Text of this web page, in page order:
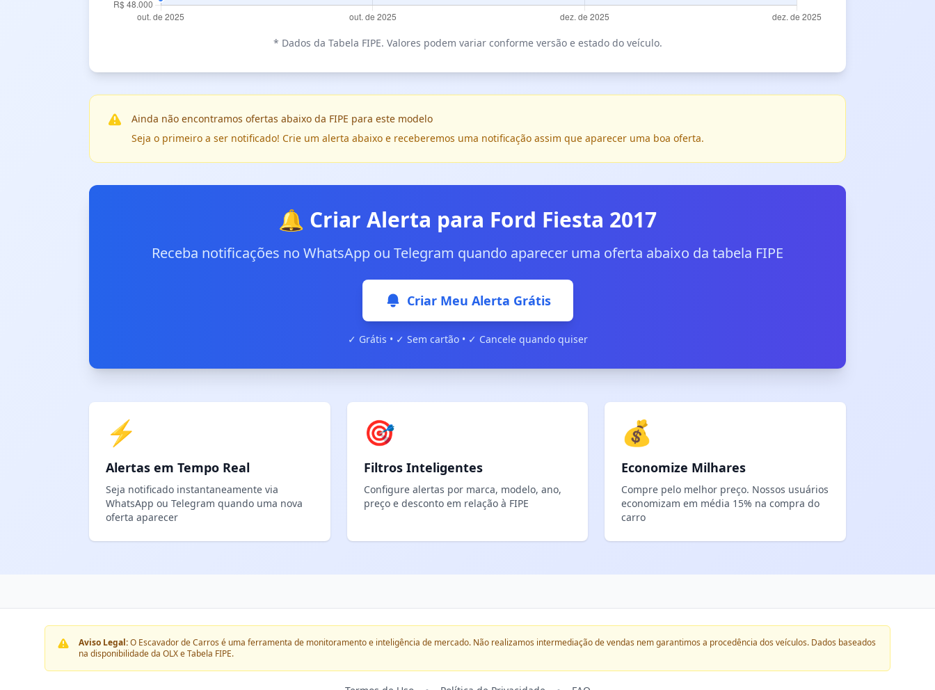
* Dados da Tabela FIPE. Valores podem variar conforme versão e estado do veículo.
Ainda não encontramos ofertas abaixo da FIPE para este modelo
Seja o primeiro a ser notificado! Crie um alerta abaixo e receberemos uma notificação assim que aparecer uma boa oferta.
🔔 Criar Alerta para Ford Fiesta 2017
Receba notificações no WhatsApp ou Telegram quando aparecer uma oferta abaixo da tabela FIPE
Criar Meu Alerta Grátis
✓ Grátis • ✓ Sem cartão • ✓ Cancele quando quiser
⚡
Alertas em Tempo Real
Seja notificado instantaneamente via
WhatsApp ou Telegram quando uma nova
oferta aparecer
🎯
Filtros Inteligentes
Configure alertas por marca, modelo, ano,
preço e desconto em relação à FIPE
💰
Economize Milhares
Compre pelo melhor preço. Nossos usuários
economizam em média 15% na compra do
carro
Aviso Legal:O Escavador de Carros é uma ferramenta de monitoramento e inteligência de mercado. Não realizamos intermediação de vendas nem garantimos a procedência dos veículos. Dados baseados
na disponibilidade da OLX e Tabela FIPE.